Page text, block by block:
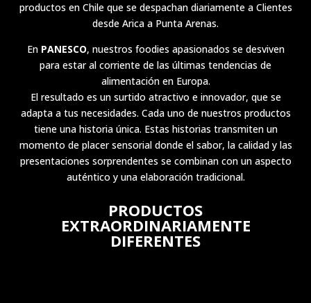
productos en Chile que se despachan diariamente a Clientes
desde Arica a Punta Arenas.
En PANESCO, nuestros foodies apasionados se desviven
para estar al corriente de las últimas tendencias de
alimentación en Europa.
El resultado es un surtido atractivo e innovador, que se
adapta a tus necesidades. Cada uno de nuestros productos
tiene una historia única. Estas historias transmiten un
momento de placer sensorial donde el sabor, la calidad y las
presentaciones sorprendentes se combinan con un aspecto
auténtico y una elaboración tradicional.
PRODUCTOS
EXTRAORDINARIAMENTE
DIFERENTES